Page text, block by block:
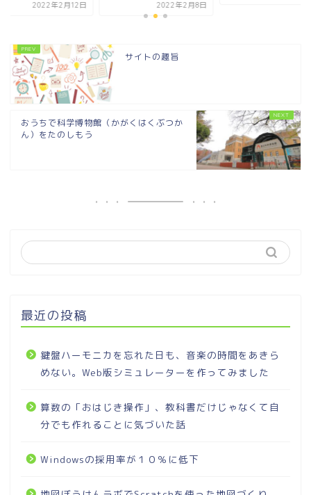
2022年2月12日 2022年2月8日
サイトの趣旨
おうちで科学博物館（かがくはくぶつか
ん）をたのしもう
最近の投稿
鍵盤ハーモニカを忘れた日も、音楽の時間をあきら
めない。Web版シミュレーターを作ってみました
算数の「おはじき操作」、教科書だけじゃなくて自
分でも作れることに気づいた話
Windowsの採用率が１０％に低下